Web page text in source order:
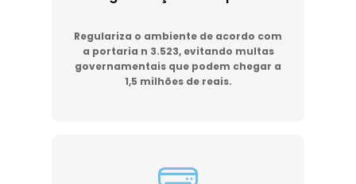
Regulariza o ambiente de acordo com
a portaria n 3.523, evitando multas
governamentais que podem chegar a
1,5 milhões de reais.